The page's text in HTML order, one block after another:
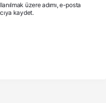
üzere adımı, e-posta
kaydet.